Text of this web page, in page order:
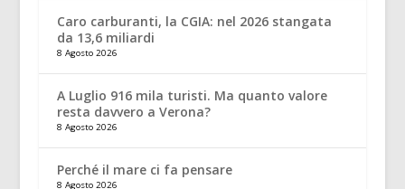
Caro carburanti, la CGIA: nel 2026 stangata
da 13,6 miliardi
8 Agosto 2026
A Luglio 916 mila turisti. Ma quanto valore
resta davvero a Verona?
8 Agosto 2026
Perché il mare ci fa pensare
8 Agosto 2026